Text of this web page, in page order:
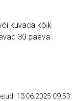
kuvada kõik
30 päeva
13.06.2025 09:53